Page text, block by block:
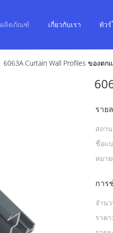
ผลิตภัณฑ์ เกี่ยวกับเรา ทัวร์
6063A Curtain Wall Profiles ของตก
ราย
สถา
ชื่อแ
หมา
การ
จำน
ราคา: